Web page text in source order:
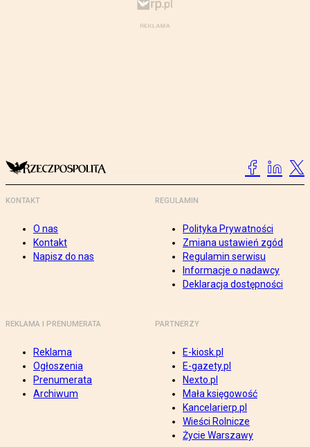
KONTAKT
O nas
Kontakt
Napisz do nas
REGULAMIN
Polityka Prywatności
Zmiana ustawień zgód
Regulamin serwisu
Informacje o nadawcy
Deklaracja dostępności
REKLAMA I PRENUMERATA
Reklama
Ogłoszenia
Prenumerata
Archiwum
PARTNERZY
E-kiosk.pl
E-gazety.pl
Nexto.pl
Mała księgowość
Kancelarierp.pl
Wieści Rolnicze
Życie Warszawy